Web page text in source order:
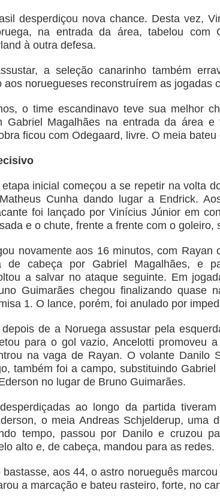
desperdiçou nova chance. Desta vez,
na entrada da área, tabelou com
à outra defesa.
a seleção canarinho também
aos noruegueses reconstruírem as jogadas
o time escandinavo teve sua melhor
Gabriel Magalhães na entrada da área e
ficou com Odegaard, livre. O meia
inicial começou a se repetir na volta
Cunha dando lugar a Endrick.
foi lançado por Vinícius Júnior em
e o chute, frente a frente com o goleiro,
novamente aos 16 minutos, com Rayan
de cabeça por Gabriel Magalhães, e
a salvar no ataque seguinte. Em
Guimarães chegou finalizando quase
1. O lance, porém, foi anulado por
de a Noruega assustar pela
para o gol vazio, Ancelotti promoveu
na vaga de Rayan. O volante Danilo
também foi a campo, substituindo
no lugar de Bruno Guimarães.
ao longo da partida
o meia Andreas Schjelderup, uma
tempo, passou por Danilo e cruzou
alto e, de cabeça, mandou para as redes.
bastasse, aos 44, o astro norueguês
a marcação e bateu rasteiro, forte, no